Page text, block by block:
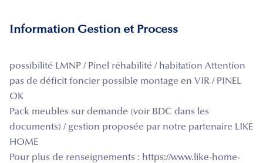
Information Gestion et Process
possibilité LMNP / Pinel réhabilité / habitation Attention
pas de déficit foncier possible montage en VIR / PINEL
OK
Pack meubles sur demande (voir BDC dans les
documents) / gestion proposée par notre partenaire LIKE
HOME
Pour plus de renseignements : https://www.like-home-